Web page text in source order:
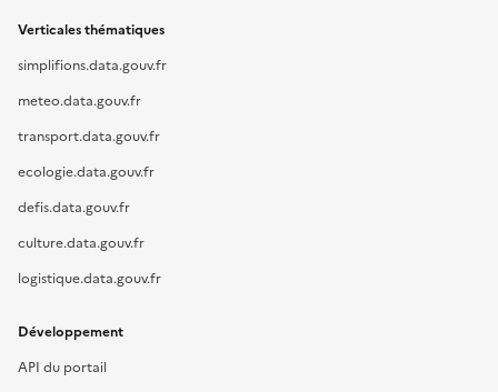
Verticales thématiques
simplifions.data.gouv.fr
meteo.data.gouv.fr
transport.data.gouv.fr
ecologie.data.gouv.fr
defis.data.gouv.fr
culture.data.gouv.fr
logistique.data.gouv.fr
Développement
API du portail